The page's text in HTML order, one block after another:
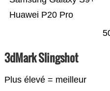
Huawei P20 Pro
3dMark Slingshot
Plus élevé = meilleur